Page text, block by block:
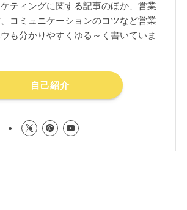
ティングに関する記事のほか、営業
コミュニケーションのコツなど営業
も分かりやすくゆる～く書いていま
自己紹介